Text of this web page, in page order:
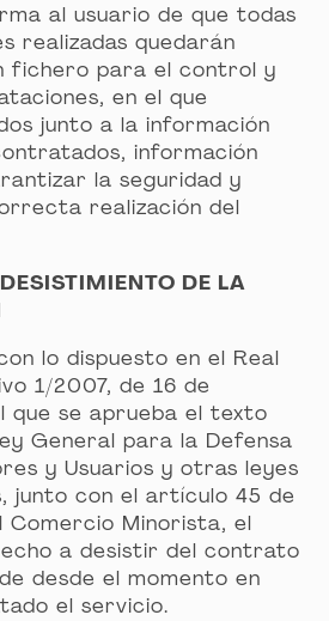
al usuario de que todas
realizadas quedarán
fichero para el control y
en el que
junto a la información
información
la seguridad y
realización del
DE LA
lo dispuesto en el Real
1/2007, de 16 de
que se aprueba el texto
General para la Defensa
y Usuarios y otras leyes
junto con el artículo 45 de
Comercio Minorista, el
a desistir del contrato
desde el momento en
el servicio.